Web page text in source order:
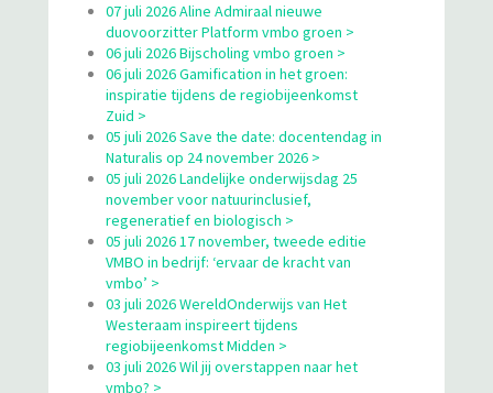
07 juli 2026 Aline Admiraal nieuwe
duovoorzitter Platform vmbo groen >
06 juli 2026 Bijscholing vmbo groen >
06 juli 2026 Gamification in het groen:
inspiratie tijdens de regiobijeenkomst
Zuid >
05 juli 2026 Save the date: docentendag in
Naturalis op 24 november 2026 >
05 juli 2026 Landelijke onderwijsdag 25
november voor natuurinclusief,
regeneratief en biologisch >
05 juli 2026 17 november, tweede editie
VMBO in bedrijf: ‘ervaar de kracht van
vmbo’ >
03 juli 2026 WereldOnderwijs van Het
Westeraam inspireert tijdens
regiobijeenkomst Midden >
03 juli 2026 Wil jij overstappen naar het
vmbo? >